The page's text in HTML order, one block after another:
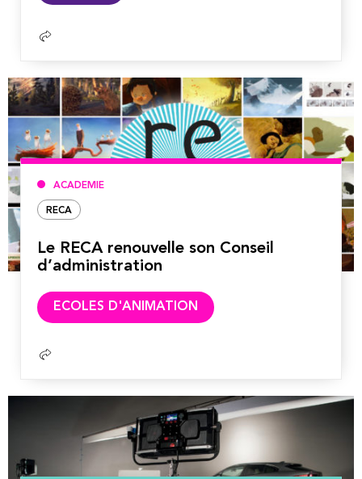
ACADEMIE
RECA
Le RECA renouvelle son Conseil
d’administration
ECOLES D'ANIMATION